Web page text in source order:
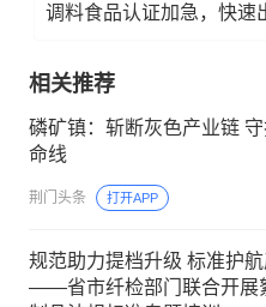
调料食品认证加急，快速
相关推荐
磷矿镇：斩断灰色产业链
命线
荆门头条 打开APP
规范助力提档升级 标准护
——省市纤检部门联合开展